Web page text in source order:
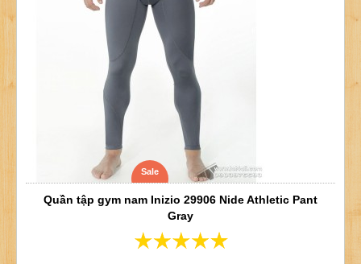
Sale
Quần tập gym nam Inizio 29906 Nide Athletic Pant
Gray